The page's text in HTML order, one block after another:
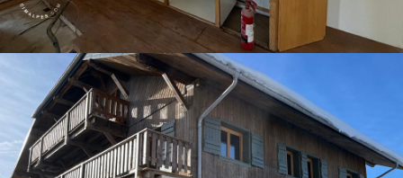
Où trouver les plus beaux spots de ski hors-piste dans les Alpes
françaises ?
Vous attendez les chutes de neige comme d'autres guettent le lever
du soleil ? Vous snobez les pistes damées pour leur préférer les
grands espaces vierges de traces ? Vous faites sans doute partie de
ces adeptes du ski hors-piste. Découvrez notre sélection de secteurs
mythiques où la poudreuse se mérite - et se savoure.